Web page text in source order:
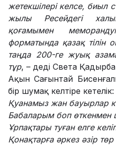
жетекшілері келсе, биыл
жылы Ресейдегі
қоғамымен
форматында қазақ тілін
таңда 200-ге жуық
тұр, – деді Света
Ақын Сағынтай
бір шумақ келтіре кетелік:
Қуанамыз жан бауырлар
Бабаларым боп өткенмен
Ұрпақтары туған елге
Қонақтарға әркез әзір